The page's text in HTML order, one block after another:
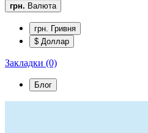
грн. Валюта
грн. Гривня
$ Доллар
Закладки (0)
Блог